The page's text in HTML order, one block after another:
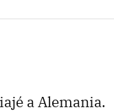
a Alemania.